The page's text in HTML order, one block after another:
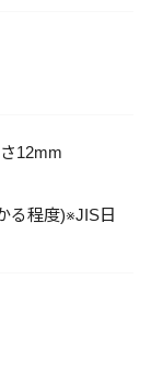
12mm
る程度)※JIS日